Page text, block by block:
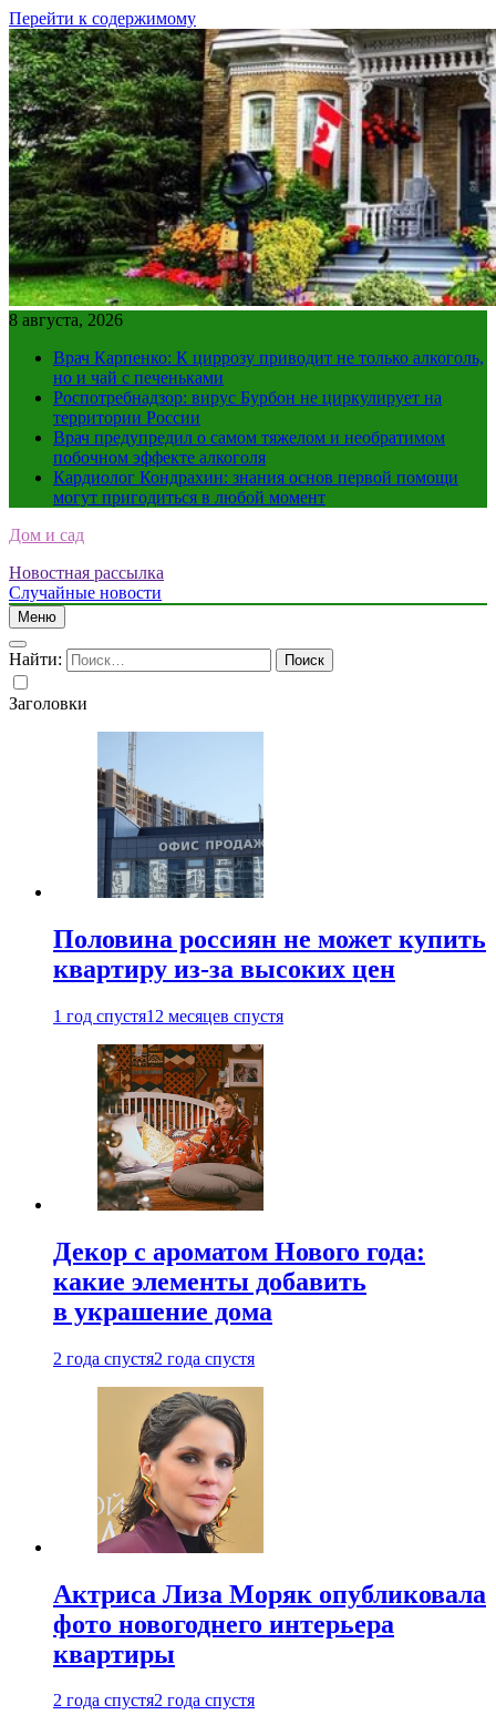
Перейти к содержимому
8 августа, 2026
Врач Карпенко: К циррозу приводит не только алкоголь,
но и чай с печеньками
Роспотребнадзор: вирус Бурбон не циркулирует на
территории России
Врач предупредил о самом тяжелом и необратимом
побочном эффекте алкоголя
Кардиолог Кондрахин: знания основ первой помощи
могут пригодиться в любой момент
Дом и сад
Новостная рассылка
Случайные новости
Меню
Найти:
Заголовки
Половина россиян не может купить
квартиру из-за высоких цен
1 год спустя12 месяцев спустя
Декор с ароматом Нового года:
какие элементы добавить
в украшение дома
2 года спустя2 года спустя
Актриса Лиза Моряк опубликовала
фото новогоднего интерьера
квартиры
2 года спустя2 года спустя